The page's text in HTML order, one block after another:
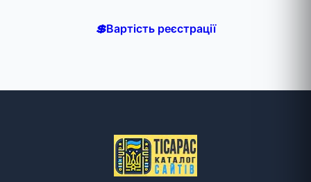
💲Вартість реєстрації